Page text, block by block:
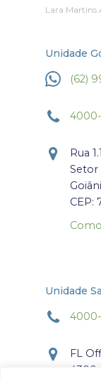
Lara Martins
Unidade
(62)
Rua
Setor
CEP:
Unidade
FL
4300